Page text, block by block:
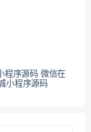
程序源码 微信在
小程序源码